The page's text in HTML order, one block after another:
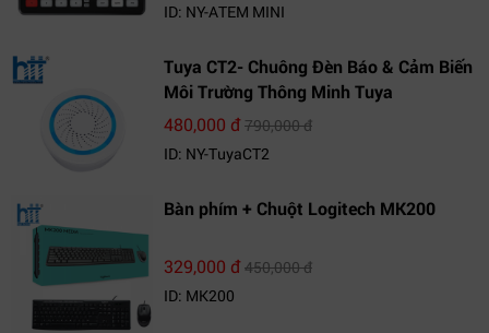
ID: NY-ATEM MINI
Tuya CT2- Chuông Đèn Báo & Cảm Biến
Môi Trường Thông Minh Tuya
480,000 đ790,000 đ
ID: NY-TuyaCT2
Bàn phím + Chuột Logitech MK200
329,000 đ450,000 đ
ID: MK200